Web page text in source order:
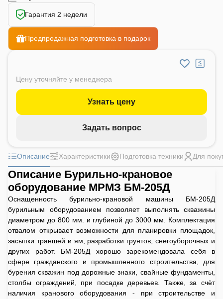
Гарантия 2 недели
Предпродажная подготовка в подарок
Цену уточняйте у менеджера
Узнать цену
Задать вопрос
Описание Характеристики Подготовка техники Для
Описание Бурильно-крановое
оборудование МРМЗ БМ-205Д
Оснащенность бурильно-крановой машины БМ-205Д
бурильным оборудованием позволяет выполнять скважины
диаметром до 800 мм. и глубиной до 3000 мм. Комплектация
отвалом открывает возможности для планировки площадок,
засыпки траншей и ям, разработки грунтов, снегоуборочных и
других работ. БМ-205Д хорошо зарекомендовала себя в
сфере гражданского и промышленного строительства, для
бурения скважин под дорожные знаки, свайные фундаменты,
столбы ограждений, при посадке деревьев. Также, за счёт
наличия кранового оборудования - при строительстве и